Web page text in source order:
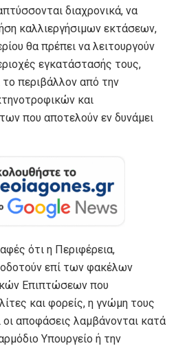
διαχρονικά, να
καλλιεργήσιμων εκτάσεων,
θα πρέπει να λειτουργούν
εγκατάστασής τους,
περιβάλλον από την
και
που αποτελούν εν δυνάμει
ότι η Περιφέρεια,
επί των φακέλων
Επιπτώσεων που
και φορείς, η γνώμη τους
οι αποφάσεις λαμβάνονται κατά
Υπουργείο ή την